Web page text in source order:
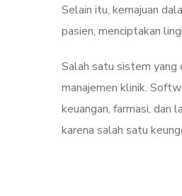
Selain itu, kemajuan
pasien, menciptakan
Salah satu sistem yang
manajemen klinik.
keuangan, farmasi, dan
karena salah satu